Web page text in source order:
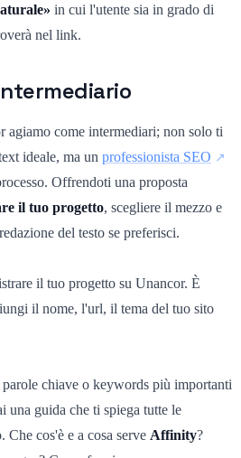
in cui l'utente sia in grado di
nel link.
agiamo come intermediari; non solo ti
ideale, ma un professionista SEO
Offrendoti una proposta
il tuo progetto, scegliere il mezzo e
del testo se preferisci.
il tuo progetto su Unancor. È
il nome, l'url, il tema del tuo sito
chiave o keywords più importanti
una guida che ti spiega tutte le
cos'è e a cosa serve Affinity?